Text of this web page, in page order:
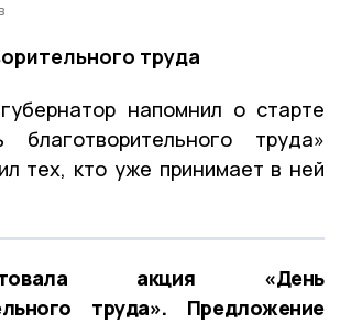
труда
напомнил о старте
труда»
тех, кто уже принимает в ней
акция «День
труда». Предложение